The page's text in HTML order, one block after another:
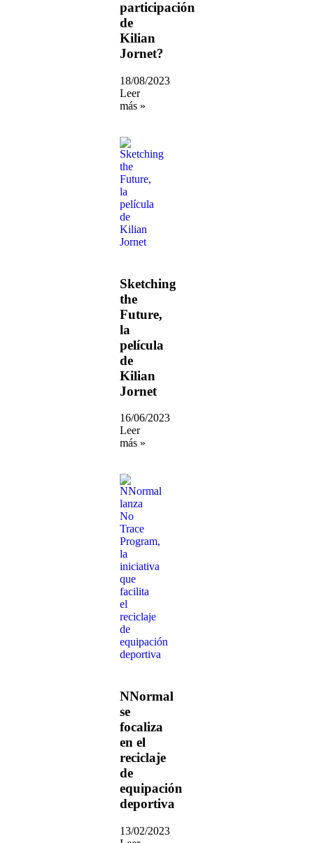
participación
de
Kilian
Jornet?
18/08/2023
Leer
más »
Sketching
the
Future,
la
película
de
Kilian
Jornet
16/06/2023
Leer
más »
NNormal
se
focaliza
en el
reciclaje
de
equipación
deportiva
13/02/2023